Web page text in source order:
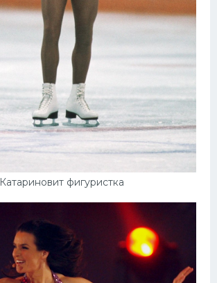
Катариновит фигуристка